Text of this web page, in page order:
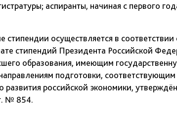
аспиранты, начиная с первого
стипендии осуществляется в
стипендий Президента Российской
образования, имеющим
подготовки,
развития российской экономики,
№ 854.